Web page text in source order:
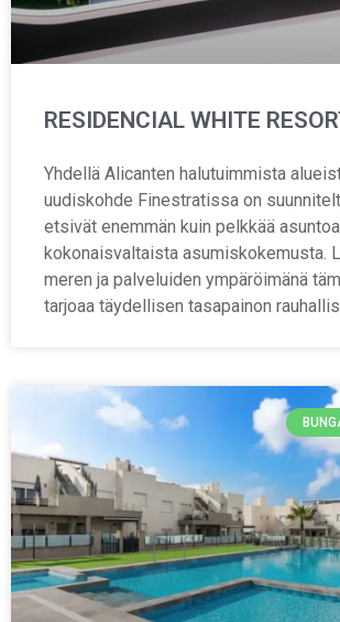
RESIDENCIAL WHITE
Yhdellä Alicanten halutuimmista
uudiskohde Finestratissa on
etsivät enemmän kuin pelkkää
kokonaisvaltaista asumiskokemusta.
meren ja palveluiden ympäröimänä
tarjoaa täydellisen tasapainon